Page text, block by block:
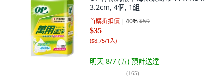
3.2cm, 4個, 1組
首購折扣價 40%$59
$35
($8.75/1入)
明天 8/7 (五) 預計送達
(165)